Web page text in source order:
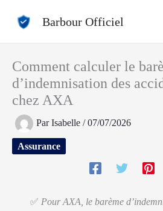
Barbour Officiel
Comment calculer le
d’indemnisation des
chez AXA
ParIsabelle /07/07/2026
Assurance
✅ Pour AXA, le barème